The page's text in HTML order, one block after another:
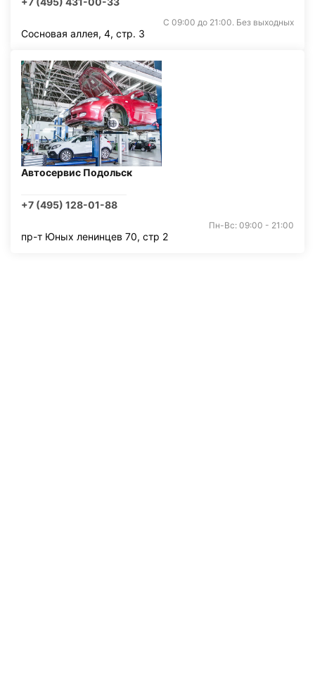
С 09:00 до 21:00. Без выходных
Сосновая аллея, 4, стр. 3
Автосервис Подольск
+7 (495) 128-01-88
Пн-Вс: 09:00 - 21:00
пр-т Юных ленинцев 70, стр 2